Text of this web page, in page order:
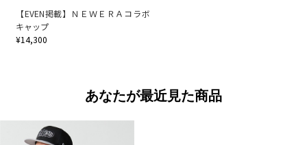
【EVEN掲載】ＮＥＷＥＲＡコラボ
キャップ
¥14,300
あなたが最近見た商品